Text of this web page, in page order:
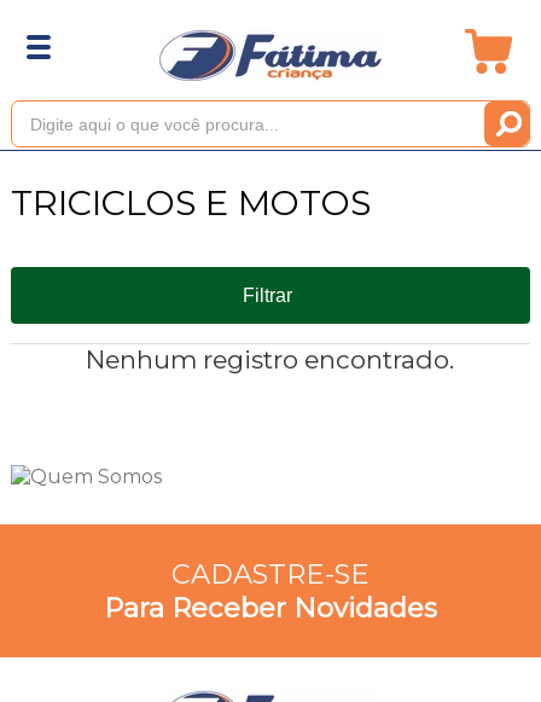
TRICICLOS E MOTOS
Filtrar
Nenhum registro encontrado.
CADASTRE-SE
Para Receber Novidades